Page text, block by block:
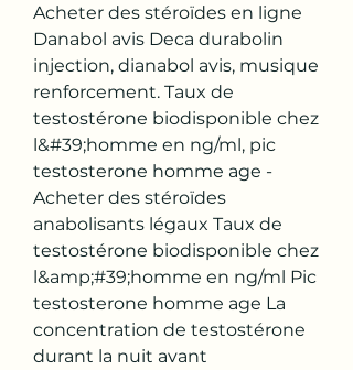
Acheter des stéroïdes en ligne
Danabol avis Deca durabolin
injection, dianabol avis, musique
renforcement. Taux de
testostérone biodisponible chez
l&#39;homme en ng/ml, pic
testosterone homme age -
Acheter des stéroïdes
anabolisants légaux Taux de
testostérone biodisponible chez
l&amp;#39;homme en ng/ml Pic
testosterone homme age La
concentration de testostérone
durant la nuit avant